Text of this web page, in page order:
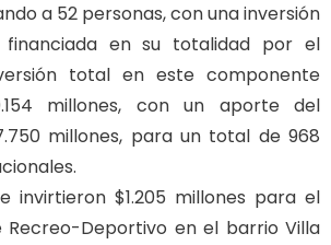
a 52 personas, con una inversión
en su totalidad por el
total en este componente
millones, con un aporte del
millones, para un total de 968
invirtieron $1.205 millones para el
Recreo-Deportivo en el barrio Villa